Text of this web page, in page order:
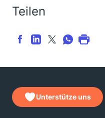
Teilen
Unterstütze uns